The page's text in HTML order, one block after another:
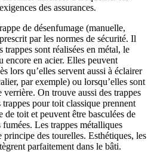
des assurances.
de désenfumage (manuelle,
par les normes de sécurité. Il
sont réalisées en métal, le
encore en acier. Elles peuvent
lors qu’elles servent aussi à éclairer
par exemple) ou lorsqu’elles sont
verrière. On trouve aussi des trappes
pour toit classique prennent
de toit et peuvent être basculées de
Les trappes métalliques
principe des tourelles. Esthétiques, les
parfaitement dans le bâti.